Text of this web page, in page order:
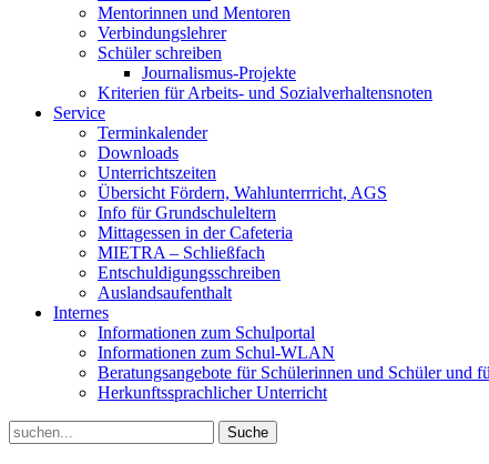
Mentorinnen und Mentoren
Verbindungslehrer
Schüler schreiben
Journalismus-Projekte
Kriterien für Arbeits- und Sozialverhaltensnoten
Service
Terminkalender
Downloads
Unterrichtszeiten
Übersicht Fördern, Wahlunterrricht, AGS
Info für Grundschuleltern
Mittagessen in der Cafeteria
MIETRA – Schließfach
Entschuldigungsschreiben
Auslandsaufenthalt
Internes
Informationen zum Schulportal
Informationen zum Schul-WLAN
Beratungsangebote für Schülerinnen und Schüler und
Herkunftssprachlicher Unterricht
Search
for: